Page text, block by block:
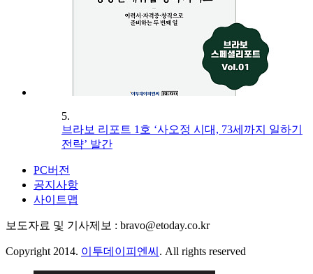
5.
브라보 리포트 1호 ‘사오정 시대, 73세까지 일하기
전략’ 발간
PC버전
공지사항
사이트맵
보도자료 및 기사제보 : bravo@etoday.co.kr
Copyright 2014. 이투데이피엔씨 . All rights reserved